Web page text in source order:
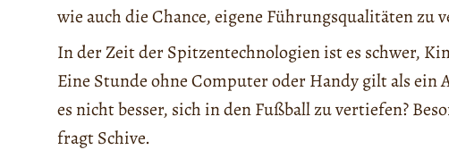
wie auch die Chance, eigene Führungsqualitäten zu
In der Zeit der Spitzentechnologien ist es schwer,
Eine Stunde ohne Computer oder Handy gilt als
es nicht besser, sich in den Fußball zu vertiefen?
fragt Schive.